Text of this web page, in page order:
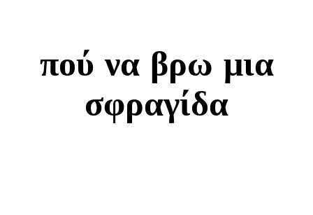
πού να βρω μια
σφραγίδα